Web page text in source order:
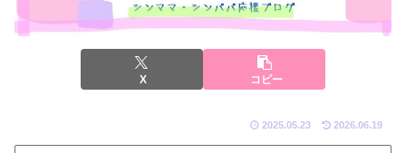
X コピー
2025.05.23 2026.06.19